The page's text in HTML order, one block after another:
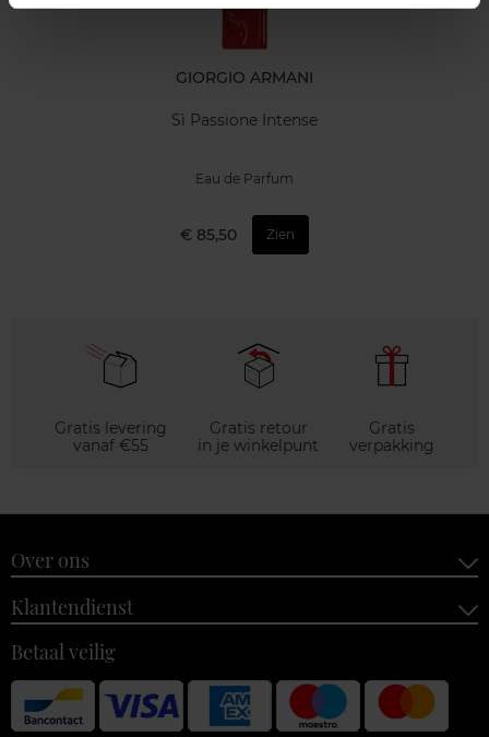
GIORGIO ARMANI
Sì Passione Intense
Eau de Parfum
€ 85,50 Zien
Gratis levering
vanaf €55
Gratis retour
in je winkelpunt
Gratis
verpakking
Over ons
Klantendienst
Betaal veilig